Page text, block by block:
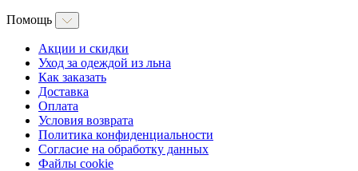
Помощь
Акции и скидки
Уход за одеждой из льна
Как заказать
Доставка
Оплата
Условия возврата
Политика конфиденциальности
Согласие на обработку данных
Файлы cookie